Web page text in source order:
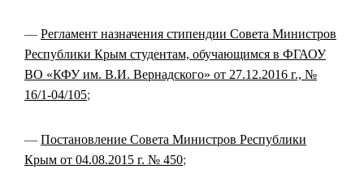
— Регламент назначения стипендии Совета Министров
Республики Крым студентам, обучающимся в ФГАОУ
ВО «КФУ им. В.И. Вернадского» от 27.12.2016 г., №
16/1-04/105;
— Постановление Совета Министров Республики
Крым от 04.08.2015 г. № 450;